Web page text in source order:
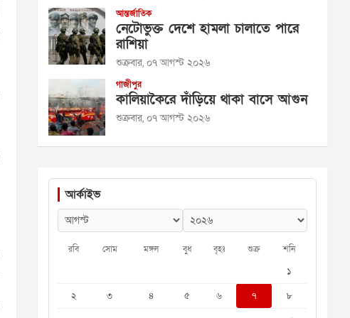
আন্তর্জাতিক
নেটোভুক্ত দেশে হামলা চালাতে পারে
রাশিয়া
শুক্রবার, ০৭ আগস্ট ২০২৬
গাজীপুর
কালিয়াকৈরে দাঁড়িয়ে থাকা বাসে আগুন
শুক্রবার, ০৭ আগস্ট ২০২৬
আর্কাইভ
রবি সোম মঙ্গল বুধ বৃহঃ শুক্র শনি
১
২
৩ ৪ ৫ ৬ ৭
৮